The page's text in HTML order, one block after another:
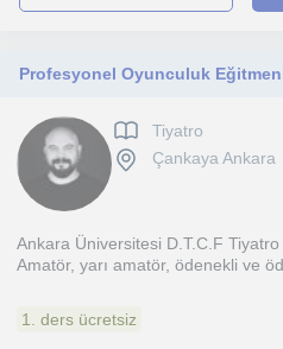
Tiyatro
Çankaya Ankara
Ankara Üniversitesi D.T.C.F
Amatör, yarı amatör, ödenekli ve
1. ders ücretsiz